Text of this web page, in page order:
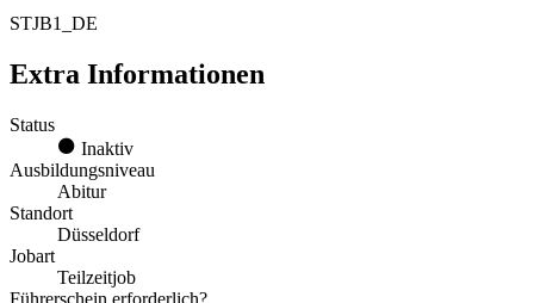
STJB1_DE
Extra Informationen
Status
Inaktiv
Ausbildungsniveau
Abitur
Standort
Düsseldorf
Jobart
Teilzeitjob
Führerschein erforderlich?